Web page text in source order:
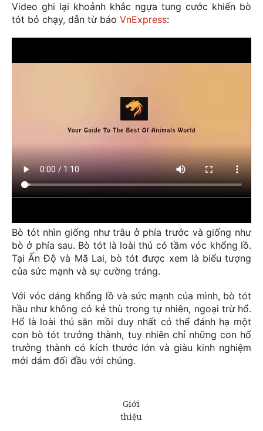
Video ghi lại khoảnh khắc ngựa tung cước khiến bò
tót bỏ chạy, dẫn từ báo VnExpress:
Bò tót nhìn giống như trâu ở phía trước và giống như
bò ở phía sau. Bò tót là loài thú có tầm vóc khổng lồ.
Tại Ấn Độ và Mã Lai, bò tót được xem là biểu tượng
của sức mạnh và sự cường tráng.
Với vóc dáng khổng lồ và sức mạnh của mình, bò tót
hầu như không có kẻ thù trong tự nhiên, ngoại trừ hổ.
Hổ là loài thú săn mồi duy nhất có thể đánh hạ một
con bò tót trưởng thành, tuy nhiên chỉ những con hổ
trưởng thành có kích thước lớn và giàu kinh nghiệm
mới dám đối đầu với chúng.